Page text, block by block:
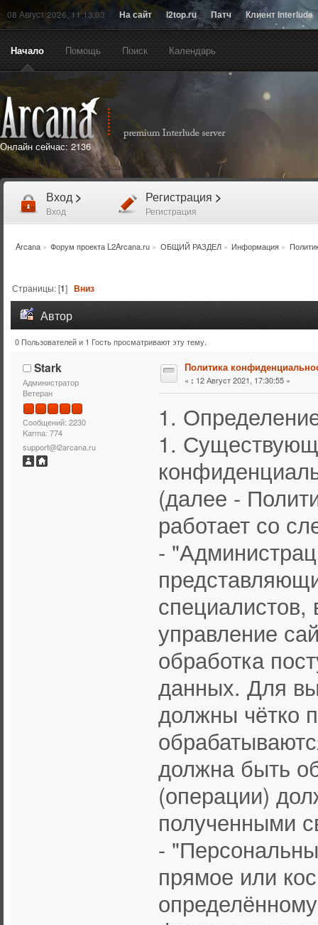
08 Август 2026, 11:13:03 На сайт l2top.ru Патч Клиент Interlude
Начало Помощь Поиск Календарь
Онлайн сейчас: 2136
Вход >
Вход
Регистрация >
Регистрация
Arcana» Форум проекта L2Arcana.ru » ОБЩИЙ РАЗДЕЛ» Информация »
Страницы: [1]Вниз
Автор
Тема: Политика конфиденциальности (Прочитано
0 Пользователей и 1 Гость просматривают эту тему.
Stark
Администратор
Ветеран
Сообщений: 2230
Karma: 774
support@l2arcana.ru
Политика
« : 12 Август 2021, 17:30:55 »
1.
1.
(далее -
работает со
-
специалистов,
управление
обработка
данных. Для
должны чётко
должна быть
(операции)
полученными
-
прямое или